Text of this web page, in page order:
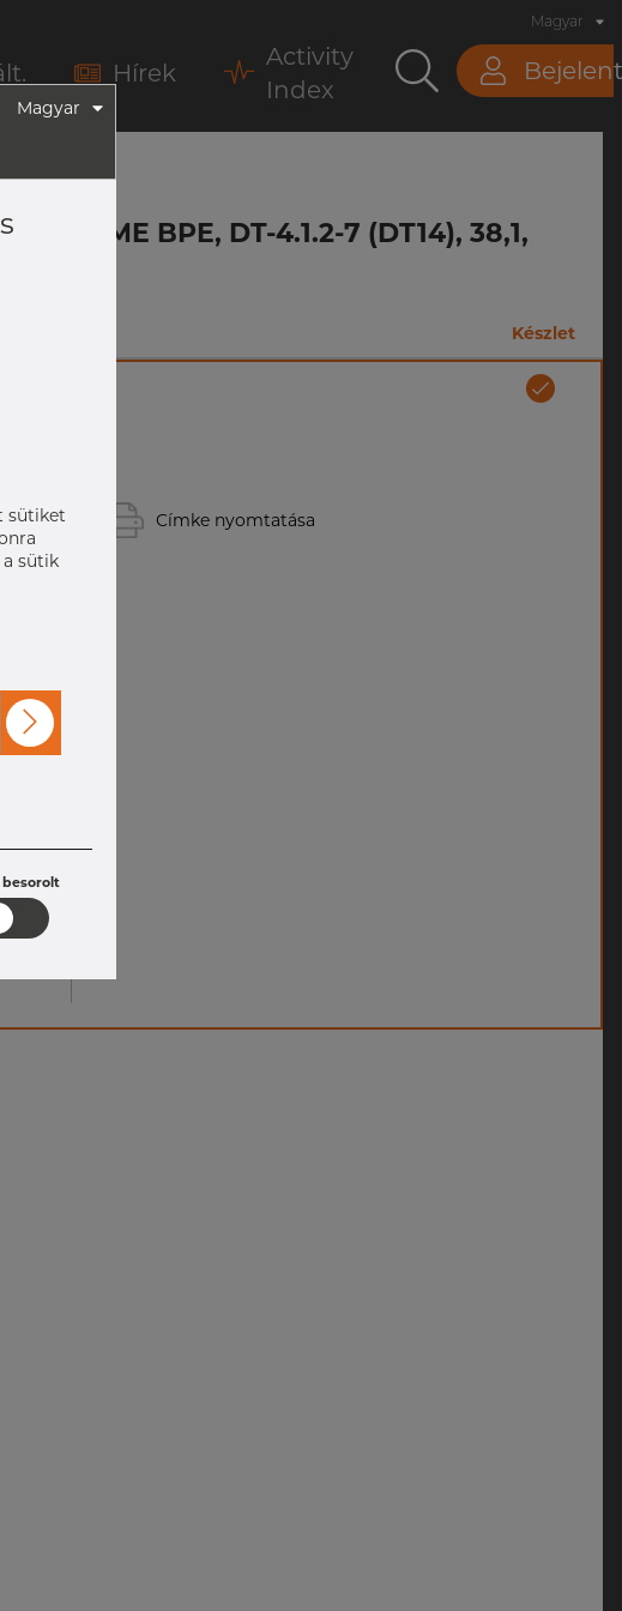
Hírek
Activity
Index
Magyar
ASME BPE, DT-4.1.2-7 (DT14), 38,1,
Készlet
µm
Címke nyomtatása
Magyar
sütiket
sütik
besorolt